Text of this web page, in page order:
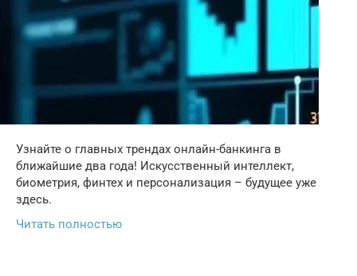
Узнайте о главных трендах онлайн-банкинга в
ближайшие два года! Искусственный интеллект,
биометрия, финтех и персонализация – будущее уже
здесь.
Читать полностью